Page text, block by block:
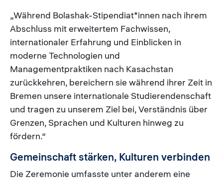
„Während Bolashak-Stipendiat*innen nach ihrem
Abschluss mit erweitertem Fachwissen,
internationaler Erfahrung und Einblicken in
moderne Technologien und
Managementpraktiken nach Kasachstan
zurückkehren, bereichern sie während ihrer Zeit in
Bremen unsere internationale Studierendenschaft
und tragen zu unserem Ziel bei, Verständnis über
Grenzen, Sprachen und Kulturen hinweg zu
fördern.“
Gemeinschaft stärken, Kulturen verbinden
Die Zeremonie umfasste unter anderem eine